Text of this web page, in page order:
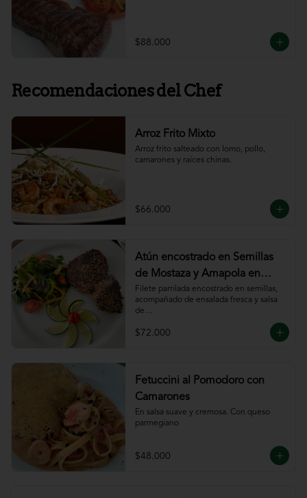
$88.000
Recomendaciones del Chef
Arroz Frito Mixto
Arroz frito salteado con lomo, pollo,
camarones y raíces chinas.
$66.000
Atún encostrado en Semillas
de Mostaza y Amapola en
salsa de ajillo
Filete parrilada encostrado en semillas,
acompañado de ensalada fresca y salsa
de
$72.000
Fetuccini al Pomodoro con
Camarones
En salsa suave y cremosa. Con queso
parmegiano
$48.000